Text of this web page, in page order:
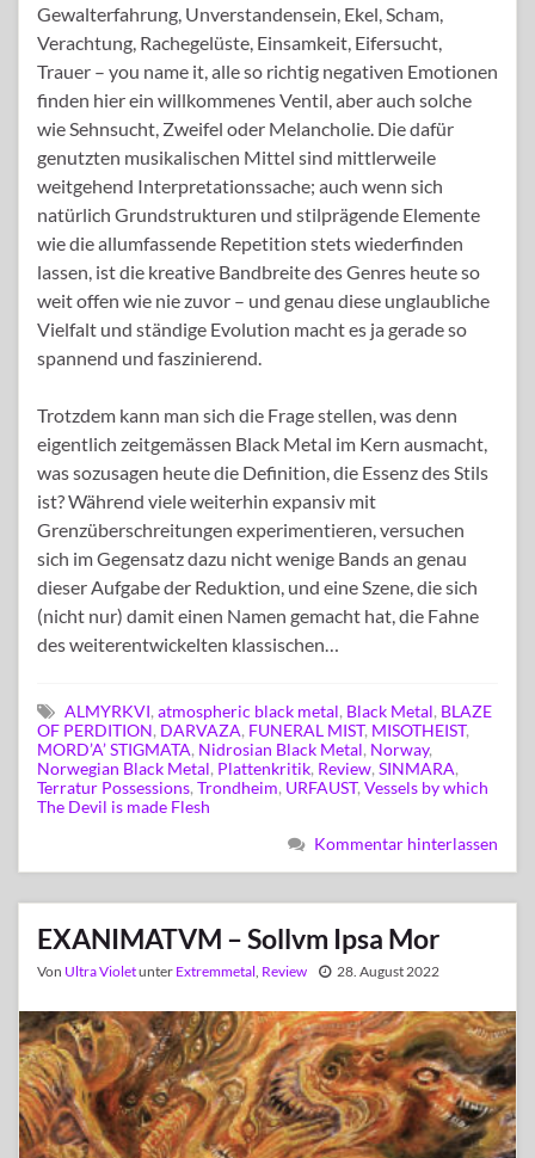
Gewalterfahrung, Unverstandensein, Ekel, Scham,
Verachtung, Rachegelüste, Einsamkeit, Eifersucht,
Trauer – you name it, alle so richtig negativen Emotionen
finden hier ein willkommenes Ventil, aber auch solche
wie Sehnsucht, Zweifel oder Melancholie. Die dafür
genutzten musikalischen Mittel sind mittlerweile
weitgehend Interpretationssache; auch wenn sich
natürlich Grundstrukturen und stilprägende Elemente
wie die allumfassende Repetition stets wiederfinden
lassen, ist die kreative Bandbreite des Genres heute so
weit offen wie nie zuvor – und genau diese unglaubliche
Vielfalt und ständige Evolution macht es ja gerade so
spannend und faszinierend.
Trotzdem kann man sich die Frage stellen, was denn
eigentlich zeitgemässen Black Metal im Kern ausmacht,
was sozusagen heute die Definition, die Essenz des Stils
ist? Während viele weiterhin expansiv mit
Grenzüberschreitungen experimentieren, versuchen
sich im Gegensatz dazu nicht wenige Bands an genau
dieser Aufgabe der Reduktion, und eine Szene, die sich
(nicht nur) damit einen Namen gemacht hat, die Fahne
des weiterentwickelten klassischen…
ALMYRKVI, atmospheric black metal, Black Metal, BLAZE
OF PERDITION, DARVAZA, FUNERAL MIST, MISOTHEIST,
MORD’A’ STIGMATA, Nidrosian Black Metal, Norway,
Norwegian Black Metal, Plattenkritik, Review, SINMARA,
Terratur Possessions, Trondheim, URFAUST, Vessels by which
The Devil is made Flesh
Kommentar hinterlassen
EXANIMATVM – Sollvm Ipsa Mor
Von Ultra Violetunter Extremmetal Review 28. August 2022